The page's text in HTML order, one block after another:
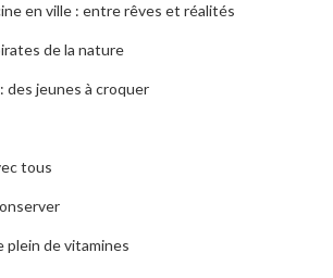
en ville : entre rêves et réalités
de la nature
des jeunes à croquer
tous
plein de vitamines